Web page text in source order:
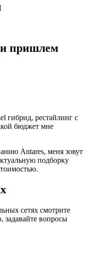
и пришлем
гибрид, рестайлинг с
бюджет мне
Antares, меня зовут
подборку
сетях смотрите
задавайте вопросы